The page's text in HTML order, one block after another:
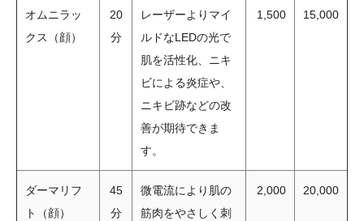
オムニラッ
クス（顔）
20
分
レーザーよりマイ
ルドなLEDの光で
肌を活性化、ニキ
ビによる炎症や、
ニキビ跡などの改
善が期待できま
す。
1,500 15,000
ダーマリフ
ト（顔）
45
分
微電流により肌の
筋肉をやさしく刺
2,000 20,000